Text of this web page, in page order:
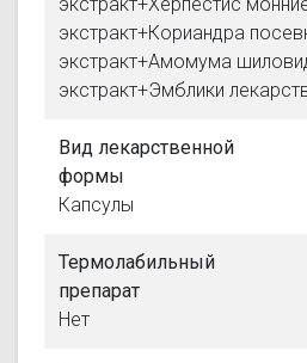
экстракт+Кориандра
экстракт+Амомума
экстракт+Эмблики
Вид лекарственной
формы
Капсулы
Термолабильный
препарат
Нет